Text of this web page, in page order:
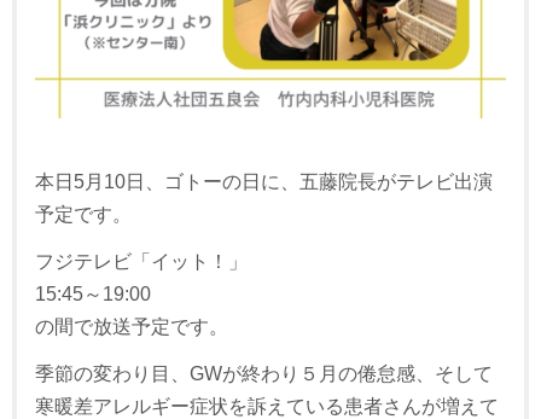
本日5月10日、ゴトーの日に、五藤院長がテレビ出演
予定です。
フジテレビ「イット！」
15:45～19:00
の間で放送予定です。
季節の変わり目、GWが終わり５月の倦怠感、そして
寒暖差アレルギー症状を訴えている患者さんが増えて